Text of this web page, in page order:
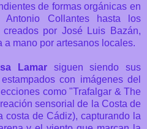
de formas orgánicas en
Collantes hasta los
por José Luis Bazán,
mano por artesanos locales.
Lamarsiguen siendo sus
con imágenes del
como "Trafalgar & The
sensorial de la Costa de
costa de Cádiz), capturando la